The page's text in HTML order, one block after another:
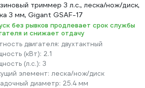
триммер 3 л.с., леска/нож/диск,
3 мм, Gigant GSAF-17
без рывков продлевает срок службы
и снижает отдачу
двигателя: двухтактный
(кВт): 2.1
(л.с.): 3
элемент: леска/нож/диск
диаметр: 25.4 мм